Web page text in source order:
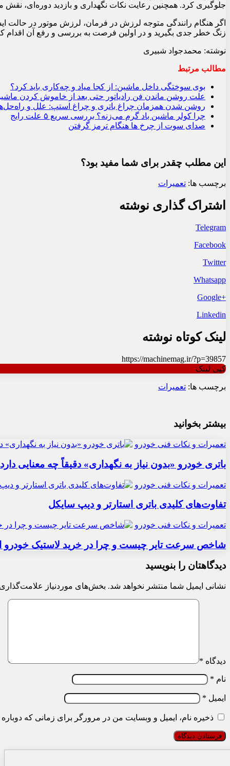
جلوگیری کرد. همچنین رعایت نکات نگهداری و بازدید دوره‌ای،
اگر هنگام رانندگی متوجه لرزش در فرمان، لرزش موتور در حالت
زنگ خطر جدی بگیرید و در اولین فرصت به بررسی و رفع آن اقدام
نوشته: محمدجواد شبیری
مطالب مرتبط
بوی سوختگی داخل ماشین: از کجا میاد و چه‌کاری باید کرد؟
علت روشن ماندن فن رادیاتور حتی بعد از خاموش کردن
روشن شدن همزمان چراغ باتری و چراغ استپ: علل و
چرا کولر ماشین باد گرم می‌زنه؟ بررسی سریع ۵ علت رایج
صدای سوت از چرخ‌ ها هنگام ترمز گرفتن
این مطلب چقدر برای شما مفید بود؟
برچسب ها: تعمیرات
اشتراک گذاری نوشته
Telegram
Facebook
Twitter
Whatsapp
+Google
Linkedin
لینک کوتاه نوشته
https://machinemag.ir/?p=39857
کپی لینک
برچسب ها: تعمیرات
بیشتر بخوانید
تعمیرات و نکات فنی خودرو
باتری خودرو «بدون نیاز به نگهداری» دقیقاً چه معنایی
تعمیرات و نکات فنی خودرو
تفاوت‌های کلیدی باتری استارتر و دیپ سایکل
تعمیرات و نکات فنی خودرو
شاخص سرعت تایر چیست و چرا در خرید لاستیک خودرو
دیدگاهتان را بنویسید
نشانی ایمیل شما منتشر نخواهد شد. بخش‌های موردنیاز
دیدگاه *
نام *
ایمیل *
ذخیره نام، ایمیل و وبسایت من در مرورگر برای زمانی که